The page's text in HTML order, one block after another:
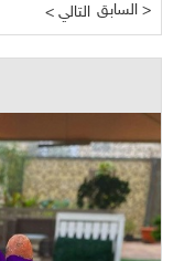
< التالي السابق >